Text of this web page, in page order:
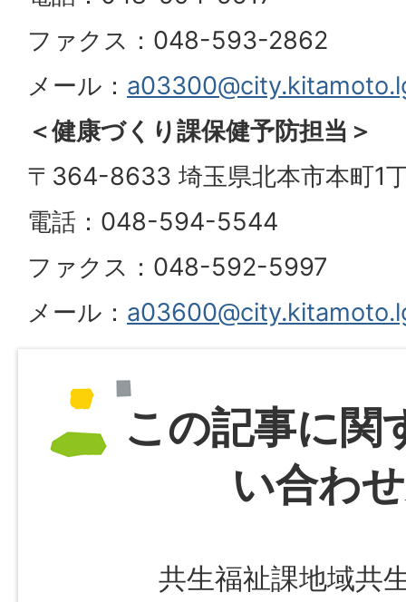
ファクス：048-593-2862
メール：
＜健康づくり課保健予防担当＞
〒364-8633 埼玉県北本市本町1
電話：048-594-5544
ファクス：048-592-5997
メール：
この記事に関
い合わ
共生福祉課地域共